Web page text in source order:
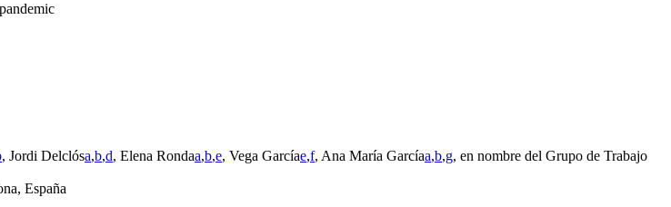
, Jordi Delclósa,b,d, Elena Rondaa,b,e, Vega Garcíae,f, Ana María Garcíaa,b,g, en nombre del Grupo de Trabajo
España